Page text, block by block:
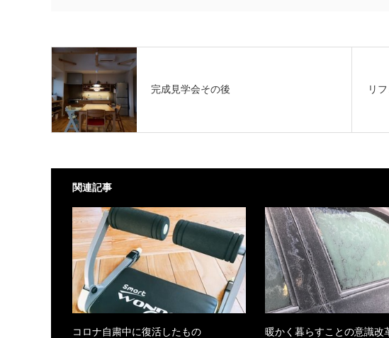
完成見学会その後 リ
関連記事
コロナ自粛中に復活したもの 暖かく暮らすことの意識改